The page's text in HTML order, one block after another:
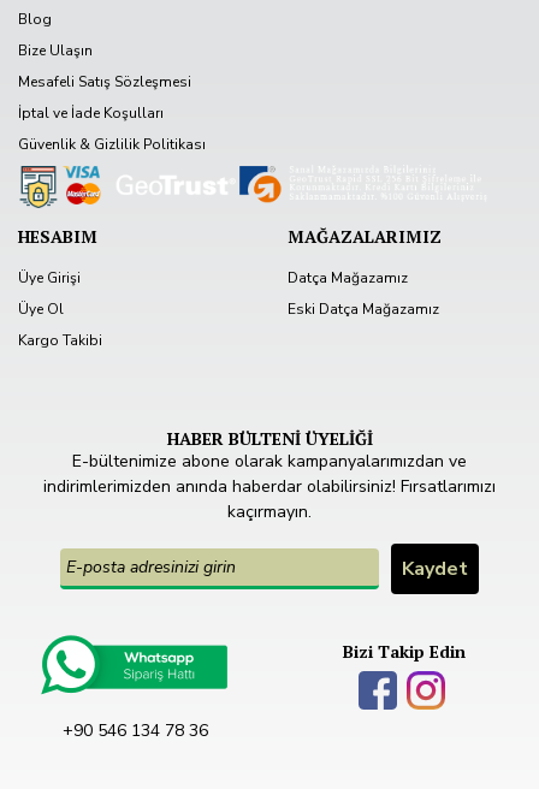
Blog
Bize Ulaşın
Mesafeli Satış Sözleşmesi
İptal ve İade Koşulları
Güvenlik & Gizlilik Politikası
HESABIM
Üye Girişi
Üye Ol
Kargo Takibi
MAĞAZALARIMIZ
Datça Mağazamız
Eski Datça Mağazamız
HABER BÜLTENİ ÜYELİĞİ
E-bültenimize abone olarak kampanyalarımızdan ve
indirimlerimizden anında haberdar olabilirsiniz! Fırsatlarımızı
kaçırmayın.
+90 546 134 78 36
Bizi Takip Edin